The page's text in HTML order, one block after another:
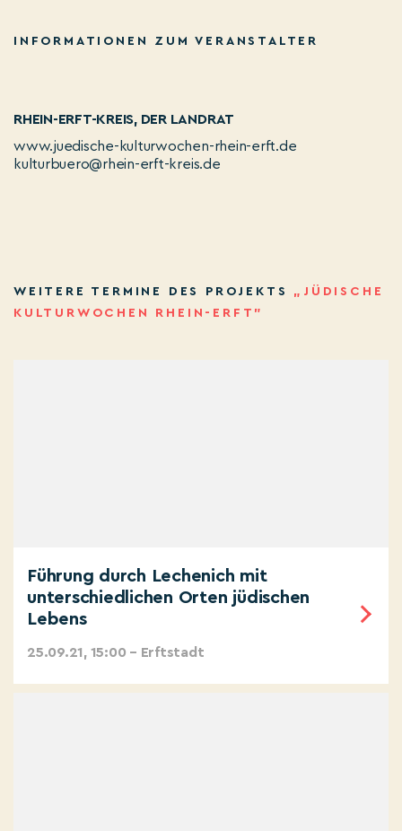
INFORMATIONEN ZUM VERANSTALTER
RHEIN-ERFT-KREIS, DER LANDRAT
www.juedische-kulturwochen-rhein-erft.de
kulturbuero@rhein-erft-kreis.de
WEITERE TERMINE DES PROJEKTS „JÜDISCHE
KULTURWOCHEN RHEIN-ERFT”
Führung durch Lechenich mit
unterschiedlichen Orten jüdischen
Lebens
25.09.21, 15:00 – Erftstadt